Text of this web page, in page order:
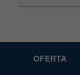
OFERTA